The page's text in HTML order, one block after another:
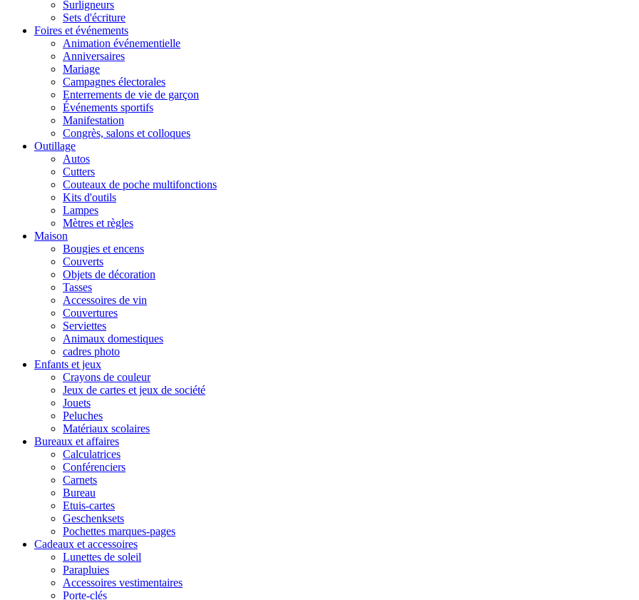
Surligneurs
Sets d'écriture
Foires et événements
Animation événementielle
Anniversaires
Mariage
Campagnes électorales
Enterrements de vie de garçon
Événements sportifs
Manifestation
Congrès, salons et colloques
Outillage
Autos
Cutters
Couteaux de poche multifonctions
Kits d'outils
Lampes
Mètres et règles
Maison
Bougies et encens
Couverts
Objets de décoration
Tasses
Accessoires de vin
Couvertures
Serviettes
Animaux domestiques
cadres photo
Enfants et jeux
Crayons de couleur
Jeux de cartes et jeux de société
Jouets
Peluches
Matériaux scolaires
Bureaux et affaires
Calculatrices
Conférenciers
Carnets
Bureau
Etuis-cartes
Geschenksets
Pochettes marques-pages
Cadeaux et accessoires
Lunettes de soleil
Parapluies
Accessoires vestimentaires
Porte-clés